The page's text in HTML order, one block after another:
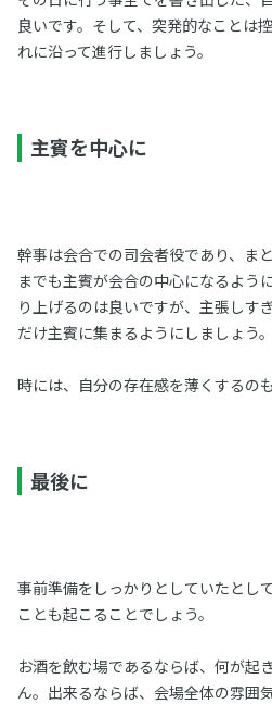
良いです。そして、突発的なことは
れに沿って進行しましょう。
主賓を中心に
幹事は会合での司会者役であり、ま
までも主賓が会合の中心になるよう
り上げるのは良いですが、主張しす
だけ主賓に集まるようにしましょう。
時には、自分の存在感を薄くするのも
最後に
事前準備をしっかりとしていたとし
ことも起こることでしょう。
お酒を飲む場であるならば、何が起
ん。出来るならば、会場全体の雰囲